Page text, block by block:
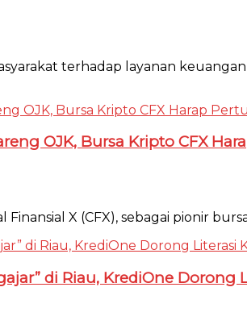
terhadap layanan
OJK, Bursa Kripto CFX
Finansial X (CFX), sebagai pionir
di Riau, KrediOne Dorong